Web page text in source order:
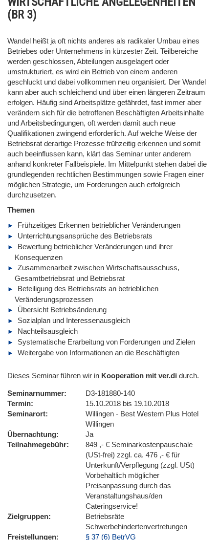
(BR 3)
Wandel heißt ja oft nichts anderes als radikaler Umbau eines
Betriebes oder Unternehmens in kürzester Zeit. Teilbereiche
werden geschlossen, Abteilungen ausgelagert oder
umstrukturiert, es wird ein Betrieb von einem anderen
geschluckt und dabei vollkommen neu organisiert. Der Wandel
kann aber auch schleichend und über einen längeren Zeitraum
erfolgen. Häufig sind Arbeitsplätze gefährdet, fast immer aber
verändern sich für die betroffenen Beschäftigten Arbeitsinhalte
und Arbeitsbedingungen, oft werden damit auch neue
Qualifikationen zwingend erforderlich. Auf welche Weise der
Betriebsrat derartige Prozesse frühzeitig erkennen und somit
auch beeinflussen kann, klärt das Seminar unter anderem
anhand konkreter Fallbeispiele. Im Mittelpunkt stehen dabei die
grundlegenden rechtlichen Bestimmungen sowie Fragen einer
möglichen Strategie, um Forderungen auch erfolgreich
durchzusetzen.
Themen
Frühzeitiges Erkennen betrieblicher Veränderungen
Unterrichtungsansprüche des Betriebsrats
Bewertung betrieblicher Veränderungen und ihrer
Konsequenzen
Zusammenarbeit zwischen Wirtschaftsausschuss,
Gesamtbetriebsrat und Betriebsrat
Beteiligung des Betriebsrats an betrieblichen
Veränderungsprozessen
Übersicht Betriebsänderung
Sozialplan und Interessenausgleich
Nachteilsausgleich
Systematische Erarbeitung von Forderungen und Zielen
Weitergabe von Informationen an die Beschäftigten
Dieses Seminar führen wir in Kooperation mit ver.di durch.
Seminarnummer
D3-181880-140
Termin
15.10.2018 bis 19.10.2018
Seminarort
Willingen - Best Western Plus Hotel
Willingen
Übernachtung
Ja
Teilnahmegebühr
849 ,- € Seminarkostenpauschale
(USt-frei) zzgl. ca. 476 ,- € für
Unterkunft/Verpflegung (zzgl. USt)
Vorbehaltlich möglicher
Preisanpassung durch das
Veranstaltungshaus/den
Cateringservice!
Zielgruppen
Betriebsräte
Schwerbehindertenvertretungen
Freistellungen
§ 37 (6) BetrVG